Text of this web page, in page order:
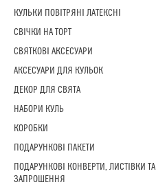
КУЛЬКИ ПОВІТРЯНІ ЛАТЕКСНІ
СВІЧКИ НА ТОРТ
СВЯТКОВІ АКСЕСУАРИ
АКСЕСУАРИ ДЛЯ КУЛЬОК
ДЕКОР ДЛЯ СВЯТА
НАБОРИ КУЛЬ
КОРОБКИ
ПОДАРУНКОВІ ПАКЕТИ
ПОДАРУНКОВІ КОНВЕРТИ, ЛИСТІВКИ ТА
ЗАПРОШЕННЯ